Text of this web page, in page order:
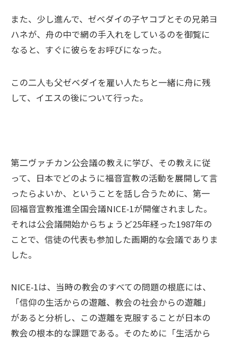
また、少し進んで、ゼベダイの子ヤコブとその兄弟ヨ
ハネが、舟の中で網の手入れをしているのを御覧に
なると、すぐに彼らをお呼びになった。
この二人も父ゼベダイを雇い人たちと一緒に舟に残
して、イエスの後について行った。
第二ヴァチカン公会議の教えに学び、その教えに従
って、日本でどのように福音宣教の活動を展開して言
ったらよいか、ということを話し合うために、第一
回福音宣教推進全国会議NICE-1が開催されました。
それは公会議開始からちょうど25年経った1987年の
ことで、信徒の代表も参加した画期的な会議でありま
した。
NICE-1は、当時の教会のすべての問題の根底には、
「信仰の生活からの遊離、教会の社会からの遊離」
があると分析し、この遊離を克服することが日本の
教会の根本的な課題である。そのために「生活から